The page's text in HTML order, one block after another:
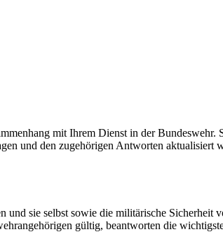
mit Ihrem Dienst in der Bundeswehr.
und den zugehörigen Antworten aktualisiert
und sie selbst sowie die militärische Sicherheit
gültig, beantworten die